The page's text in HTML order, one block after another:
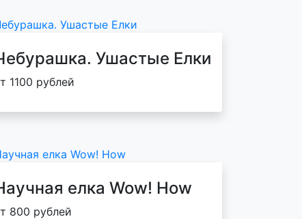
Ушастые Елки
1100 рублей
елка Wow! How
800 рублей